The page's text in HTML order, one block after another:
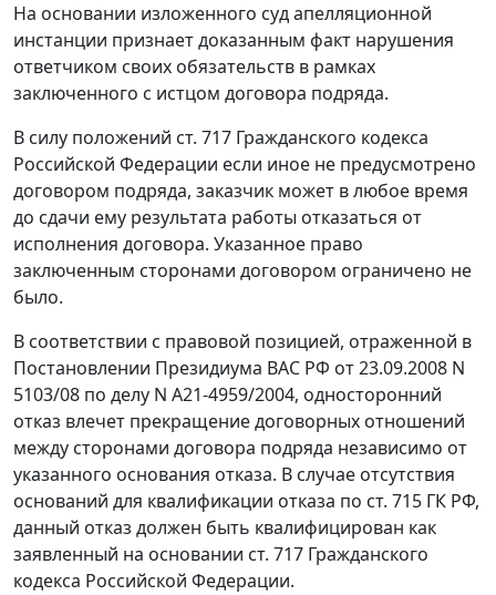
На основании изложенного суд апелляционной
инстанции признает доказанным факт нарушения
ответчиком своих обязательств в рамках
заключенного с истцом договора подряда.
В силу положений ст. 717 Гражданского кодекса
Российской Федерации если иное не предусмотрено
договором подряда, заказчик может в любое время
до сдачи ему результата работы отказаться от
исполнения договора. Указанное право
заключенным сторонами договором ограничено не
было.
В соответствии с правовой позицией, отраженной в
Постановлении Президиума ВАС РФ от 23.09.2008 N
5103/08 по делу N А21-4959/2004, односторонний
отказ влечет прекращение договорных отношений
между сторонами договора подряда независимо от
указанного основания отказа. В случае отсутствия
оснований для квалификации отказа по ст. 715 ГК РФ,
данный отказ должен быть квалифицирован как
заявленный на основании ст. 717 Гражданского
кодекса Российской Федерации.